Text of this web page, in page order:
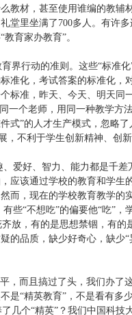
教材，甚至使用谁编的教辅
堂里坐满了700多人。有许
育家办教育”。
界行动的准则。这些“标准
准化，考试答案的标准化，
标准，昨天、今天、明天同
一个老师，用同一种教学
式”的人才生产模式，忽略
不利于学生创新精神、创
爱好、智力、能力都是千
应该通过学校的教育和学生
而，现在的学校教育教学的
有些“不想吃”的偏要他“吃”，
放，有的是思想禁锢，有
品质，缺少好奇心，缺少
，而且搞过了头，我们办了
“精英教育”，不是看有多
几个“精英”？我们中国科